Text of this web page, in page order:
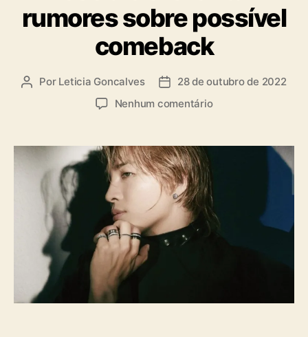
a
s
rumores sobre possível
comeback
A
r
d
Por Leticia Goncalves
D
d
e
p
u
l
i
c
28 de outubro de 2022
Nenhum comentárioe
a
a
n
g